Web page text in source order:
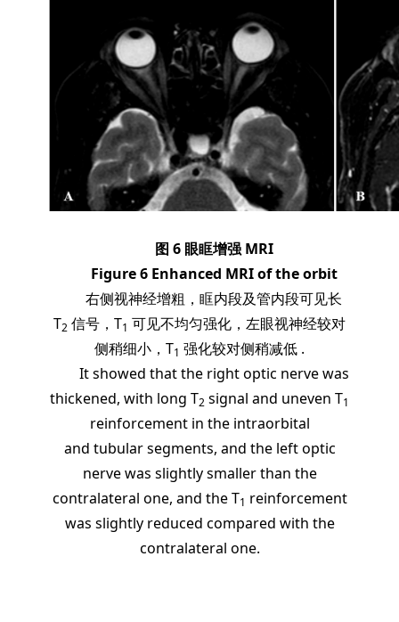
图 6 眼眶增强 MRI
Figure 6 Enhanced MRI of the orbit
右侧视神经增粗，眶内段及管内段可见长
T2 信号，T1 可见不均匀强化，左眼视神经较对
侧稍细小，T1 强化较对侧稍减低 .
It showed that the right optic nerve was
thickened, with long T2 signal and uneven T1
reinforcement in the intraorbital
and tubular segments, and the left optic
nerve was slightly smaller than the
contralateral one, and the T1 reinforcement
was slightly reduced compared with the
contralateral one.